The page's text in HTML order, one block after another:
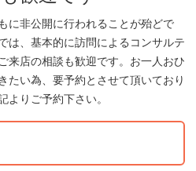
に非公開に行われることが殆どで
は、基本的に訪問によるコンサルテ
来店の相談も歓迎です。お一人おひ
たい為、要予約とさせて頂いており
よりご予約下さい。